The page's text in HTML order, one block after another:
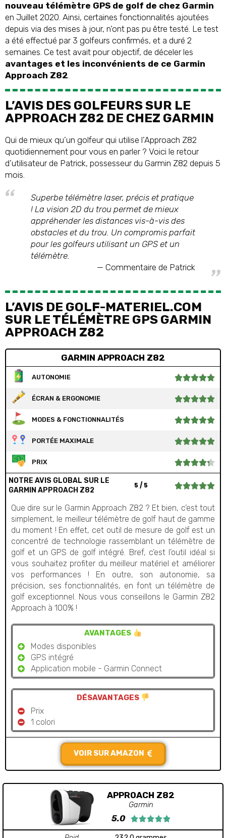
nouveau télémètre GPS de golf de chez Garmin
en Juillet 2020. Ainsi, certaines fonctionnalités ajoutées
depuis via des mises à jour, n’ont pas pu être testé. Le test
a été effectué par 3 golfeurs confirmés, et a duré 2
semaines. Ce test avait pour objectif, de déceler les
avantages et les inconvénients de ce Garmin
Approach Z82.
L’AVIS DES GOLFEURS SUR LE
APPROACH Z82 DE CHEZ GARMIN
Qui de mieux qu’un golfeur qui utilise l’Approach Z82
quotidiennement pour vous en parler ? Voici le retour
d’utilisateur de Patrick, possesseur du Garmin Z82 depuis 5
mois.
Superbe télémètre laser, précis et pratique
! La vision 2D du trou permet de mieux
appréhender les distances vis-à-vis des
obstacles et du trou. Un compromis parfait
pour les golfeurs utilisant un GPS et un
télémètre.
Commentaire de Patrick
L’AVIS DE GOLF-MATERIEL.COM
SUR LE TÉLÉMÈTRE GPS GARMIN
APPROACH Z82
GARMIN APPROACH Z82
AUTONOMIE 
ÉCRAN & ERGONOMIE 
MODES & FONCTIONNALITÉS 
PORTÉE MAXIMALE 
PRIX 
NOTRE AVIS GLOBAL SUR LE
GARMIN APPROACH Z82
5 / 5 
Que dire sur le Garmin Approach Z82 ? Et bien, c’est tout
simplement, le meilleur télémètre de golf haut de gamme
du moment ! En effet, cet outil de mesure de golf est un
concentré de technologie rassemblant un télémètre de
golf et un GPS de golf intégré. Bref, c’est l’outil idéal si
vous souhaitez profiter du meilleur matériel et améliorer
vos performances ! En outre, son autonomie, sa
précision, ses fonctionnalités, en font un télémètre de
golf exceptionnel. Nous vous conseillons le Garmin Z82
Approach à 100% !
AVANTAGES
Modes disponibles
GPS intégré
Application mobile - Garmin Connect
DÉSAVANTAGES
Prix
1 colori
VOIR SUR AMAZON
APPROACH Z82
Garmin
5.0 